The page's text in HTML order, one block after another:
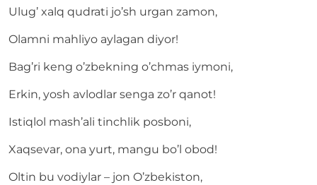
Ulug’ xalq qudrati jo’sh urgan zamon,
Olamni mahliyo aylagan diyor!
Bag’ri keng o’zbekning o’chmas iymoni,
Erkin, yosh avlodlar senga zo’r qanot!
Istiqlol mash’ali tinchlik posboni,
Xaqsevar, ona yurt, mangu bo’l obod!
Oltin bu vodiylar – jon O’zbekiston,